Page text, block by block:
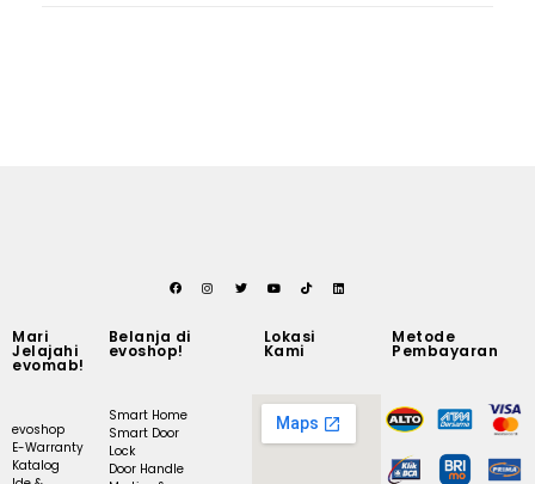
Mari
Jelajahi
evomab!
evoshop
E-Warranty
Katalog
Belanja di
evoshop!
Smart Home
Smart Door
Lock
Door Handle
Lokasi
Kami
Metode
Pembayaran